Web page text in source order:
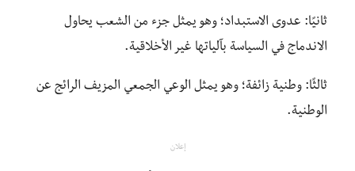
ثانيًا: عدوى الاستبداد؛ وهو يمثل جزء من الشعب يحاول
الاندماج في السياسة بآلياتها غير الأخلاقية.
ثالثًا: وطنية زائفة؛ وهو يمثل الوعي الجمعي المزيف الرائج عن
الوطنية.
إعلان